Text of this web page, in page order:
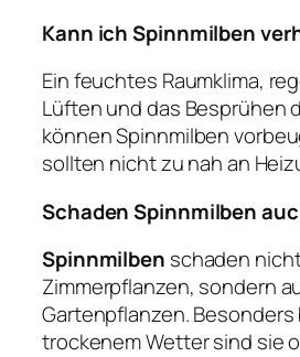
Kann ich Spinnmilben
Ein feuchtes Raumklima,
Lüften und das Besprühen
können Spinnmilben
sollten nicht zu nah an
Schaden Spinnmilben
Spinnmilben schaden
Zimmerpflanzen, sondern
Gartenpflanzen. Besonders
trockenem Wetter sind sie